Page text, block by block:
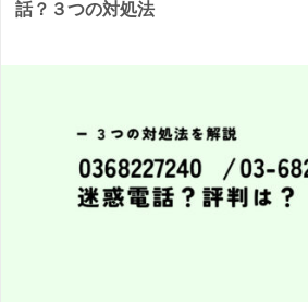
話？３つの対処法